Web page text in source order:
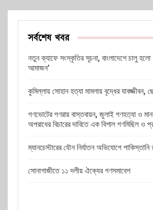
সর্বশেষ খবর
নতুন ক্যাফে সংস্কৃতির সূচনা, বাংলাদেশে চালু হলো
আমাজন’
কুমিল্লায় সোহান হত্যা মামলায় বৃদ্ধের যাবজ্জীবন,
গণভোটের গণরায় বাস্তবায়ন, জুলাই গণহত্যা ও
অপরাধের বিচারের দাবিতে এক বিশাল গণমিছিল ও
ম্যানচেস্টারের যৌন নির্যাতন অভিযোগে পাকিস্তানি
সোনাগাজীতে ১১ দলীয় ঐক্যের গণসমাবেশ